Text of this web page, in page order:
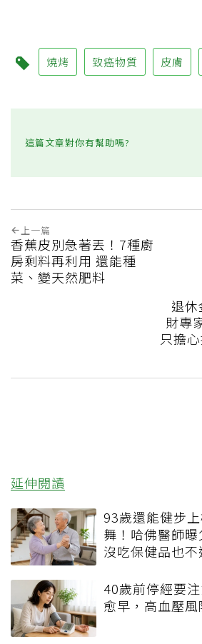
燒烤 致癌物質 皮膚
這篇文章對你有幫助嗎?
上一篇
香蕉皮別急著丟！7種廚
房剩料再利用 還能種
菜、變天然肥料
退
財專
只擔
延伸閱讀
93歲還能健步
舞！哈佛醫師曝
沒吃保健品也
40歲前停經要
愈早，高血壓